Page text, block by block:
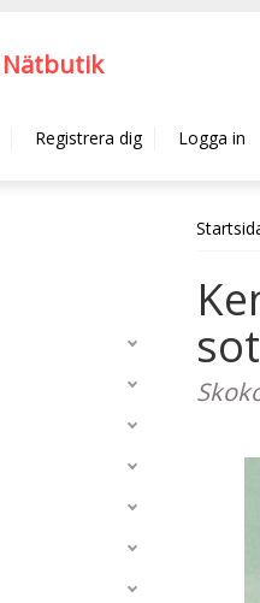
Nätbutik
Registrera dig Logga in